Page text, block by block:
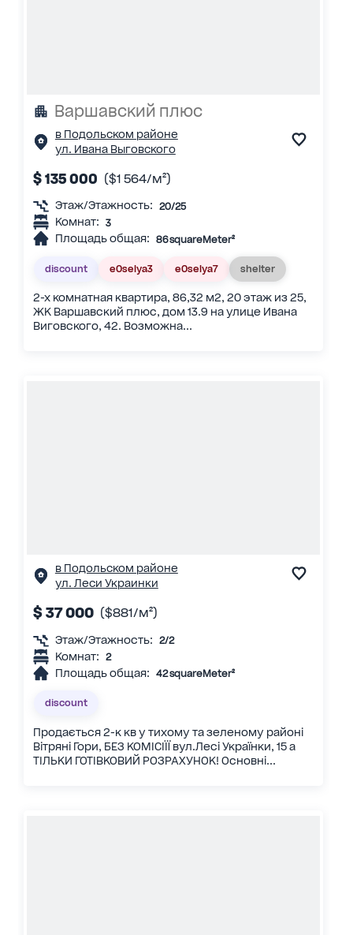
Варшавский плюс
в Подольском районе
ул. Ивана Выговского
$ 135 000 ($1 564/м²)
Этаж/Этажность: 20/25
Комнат: 3
Площадь общая: 86 squareMeter²
discount eOselya3 eOselya7 shelter
2-х комнатная квартира, 86,32 м2, 20 этаж из 25,
ЖК Варшавский плюс, дом 13.9 на улице Ивана
Виговского, 42. Возможна...
в Подольском районе
ул. Леси Украинки
$ 37 000 ($881/м²)
Этаж/Этажность: 2/2
Комнат: 2
Площадь общая: 42 squareMeter²
discount
Продається 2-к кв у тихому та зеленому районі
Вітряні Гори, БЕЗ КОМІСІЇЇ вул.Лесі Українки, 15 а
ТІЛЬКИ ГОТІВКОВИЙ РОЗРАХУНОК! Основні...